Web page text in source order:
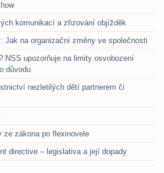
komunikací a zřizování objížděk
Jak na organizační změny ve společnosti
NSS upozorňuje na limity osvobození
důvodu
nezletilých dětí partnerem či
ze zákona po flexinovele
directive – legislativa a její dopady